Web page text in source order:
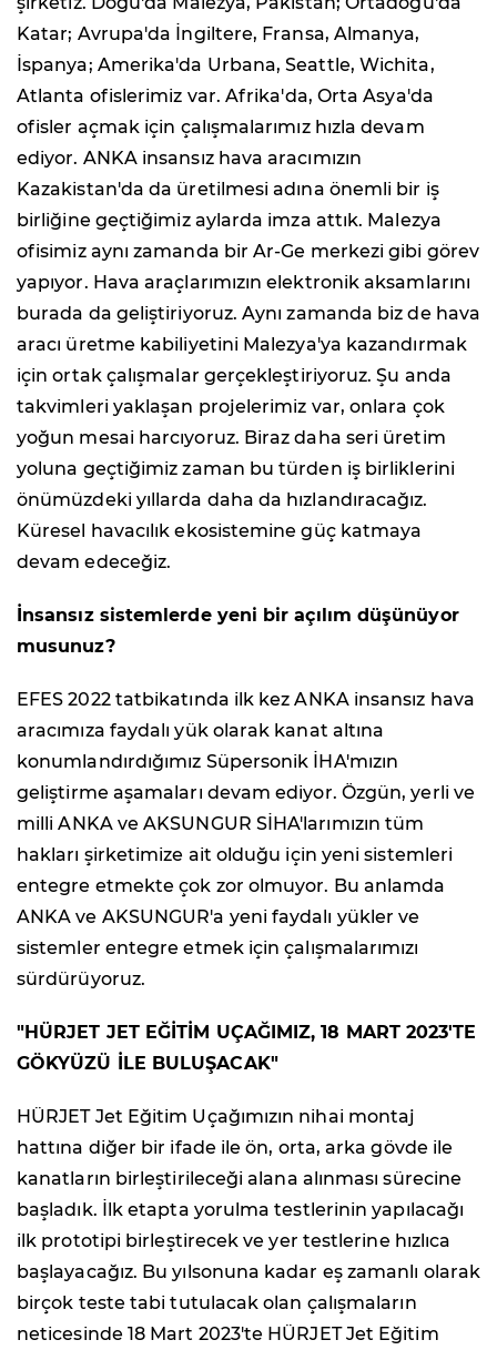
Katar; Avrupa'da İngiltere, Fransa, Almanya,
İspanya; Amerika'da Urbana, Seattle, Wichita,
Atlanta ofislerimiz var. Afrika'da, Orta Asya'da
ofisler açmak için çalışmalarımız hızla devam
ediyor. ANKA insansız hava aracımızın
Kazakistan'da da üretilmesi adına önemli bir iş
birliğine geçtiğimiz aylarda imza attık. Malezya
ofisimiz aynı zamanda bir Ar-Ge merkezi gibi görev
yapıyor. Hava araçlarımızın elektronik aksamlarını
burada da geliştiriyoruz. Aynı zamanda biz de hava
aracı üretme kabiliyetini Malezya'ya kazandırmak
için ortak çalışmalar gerçekleştiriyoruz. Şu anda
takvimleri yaklaşan projelerimiz var, onlara çok
yoğun mesai harcıyoruz. Biraz daha seri üretim
yoluna geçtiğimiz zaman bu türden iş birliklerini
önümüzdeki yıllarda daha da hızlandıracağız.
Küresel havacılık ekosistemine güç katmaya
devam edeceğiz.
İnsansız sistemlerde yeni bir açılım düşünüyor
musunuz?
EFES 2022 tatbikatında ilk kez ANKA insansız hava
aracımıza faydalı yük olarak kanat altına
konumlandırdığımız Süpersonik İHA'mızın
geliştirme aşamaları devam ediyor. Özgün, yerli ve
milli ANKA ve AKSUNGUR SİHA'larımızın tüm
hakları şirketimize ait olduğu için yeni sistemleri
entegre etmekte çok zor olmuyor. Bu anlamda
ANKA ve AKSUNGUR'a yeni faydalı yükler ve
sistemler entegre etmek için çalışmalarımızı
sürdürüyoruz.
"HÜRJET JET EĞİTİM UÇAĞIMIZ, 18 MART 2023'TE
GÖKYÜZÜ İLE BULUŞACAK"
HÜRJET Jet Eğitim Uçağımızın nihai montaj
hattına diğer bir ifade ile ön, orta, arka gövde ile
kanatların birleştirileceği alana alınması sürecine
başladık. İlk etapta yorulma testlerinin yapılacağı
ilk prototipi birleştirecek ve yer testlerine hızlıca
başlayacağız. Bu yılsonuna kadar eş zamanlı olarak
birçok teste tabi tutulacak olan çalışmaların
neticesinde 18 Mart 2023'te HÜRJET Jet Eğitim